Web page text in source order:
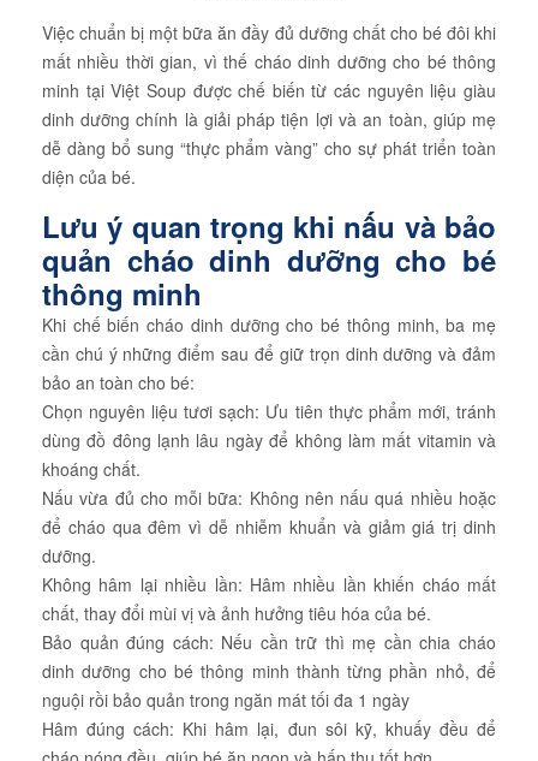
Việc chuẩn bị một bữa ăn đầy đủ dưỡng chất cho bé đôi khi
mất nhiều thời gian, vì thế cháo dinh dưỡng cho bé thông
minh tại Việt Soup được chế biến từ các nguyên liệu giàu
dinh dưỡng chính là giải pháp tiện lợi và an toàn, giúp mẹ
dễ dàng bổ sung “thực phẩm vàng” cho sự phát triển toàn
diện của bé.
Lưu ý quan trọng khi nấu và bảo
quản cháo dinh dưỡng cho bé
thông minh
Khi chế biến cháo dinh dưỡng cho bé thông minh, ba mẹ
cần chú ý những điểm sau để giữ trọn dinh dưỡng và đảm
bảo an toàn cho bé:
Chọn nguyên liệu tươi sạch: Ưu tiên thực phẩm mới, tránh
dùng đồ đông lạnh lâu ngày để không làm mất vitamin và
khoáng chất.
Nấu vừa đủ cho mỗi bữa: Không nên nấu quá nhiều hoặc
để cháo qua đêm vì dễ nhiễm khuẩn và giảm giá trị dinh
dưỡng.
Không hâm lại nhiều lần: Hâm nhiều lần khiến cháo mất
chất, thay đổi mùi vị và ảnh hưởng tiêu hóa của bé.
Bảo quản đúng cách: Nếu cần trữ thì mẹ cần chia cháo
dinh dưỡng cho bé thông minh thành từng phần nhỏ, để
nguội rồi bảo quản trong ngăn mát tối đa 1 ngày
Hâm đúng cách: Khi hâm lại, đun sôi kỹ, khuấy đều để